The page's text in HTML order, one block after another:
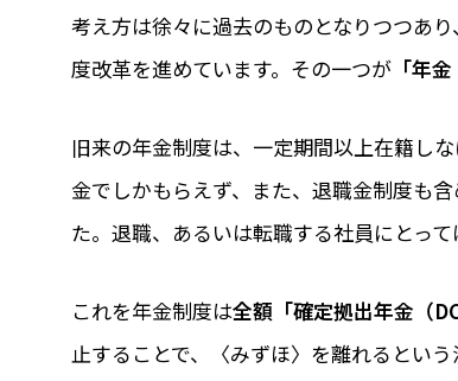
考え方は徐々に過去のものとなりつつあ
度改革を進めています。その一つが 「年
旧来の年金制度は、一定期間以上在籍し
金でしかもらえず、また、退職金制度も
た。退職、あるいは転職する社員にとって
これを年金制度は全額「確定拠出年金（DC
止することで、〈みずほ〉を離れるとい